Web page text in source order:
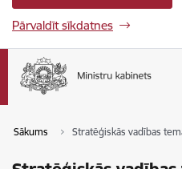
Pārvaldīt sīkdatnes
Sākums Stratēģiskās vadības